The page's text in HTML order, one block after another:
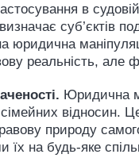
в
суб’єктів
юридична
реальність,
Юридична
відносин.
природу
їх на будь-яке